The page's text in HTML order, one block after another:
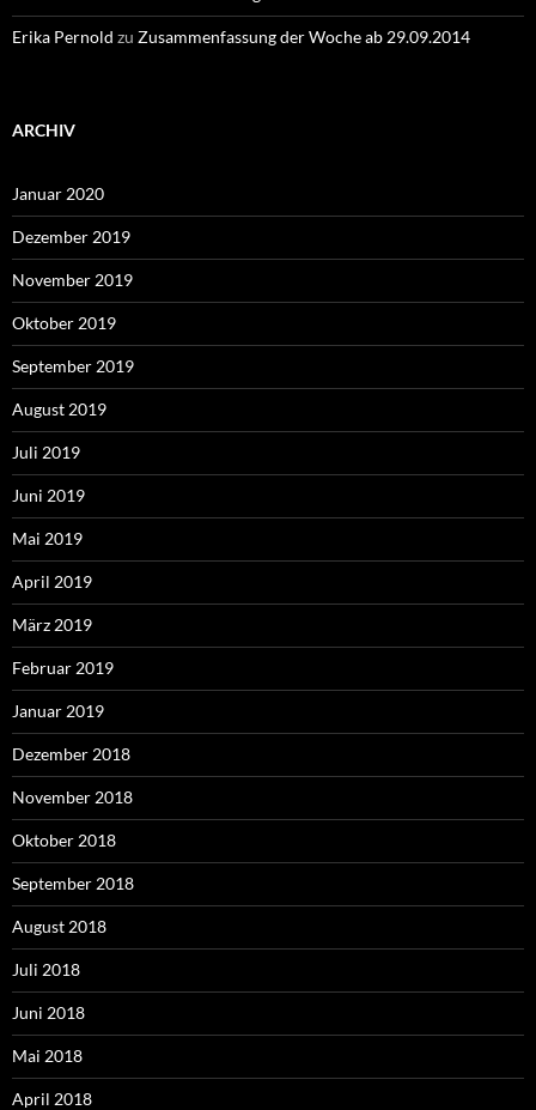
Erika Pernold zu Zusammenfassung der Woche ab 29.09.2014
ARCHIV
Januar 2020
Dezember 2019
November 2019
Oktober 2019
September 2019
August 2019
Juli 2019
Juni 2019
Mai 2019
April 2019
März 2019
Februar 2019
Januar 2019
Dezember 2018
November 2018
Oktober 2018
September 2018
August 2018
Juli 2018
Juni 2018
Mai 2018
April 2018